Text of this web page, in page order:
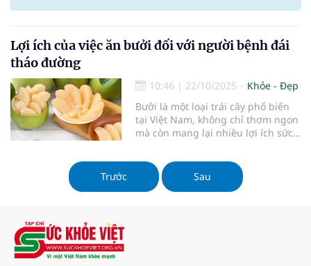
Lợi ích của việc ăn bưởi đối với người bệnh đái
tháo đường
10:46 | 22/10/2025
Khỏe - Đẹp
Bưởi là một loại trái cây phổ biến
tại Việt Nam, không chỉ thơm ngon
mà còn mang lại nhiều lợi ích sức
đái tháo đường. Với hàm lượng
calo thấp, giàu chất xơ và các
dưỡng chất thiết yếu, bưởi có thể
Trước Sau